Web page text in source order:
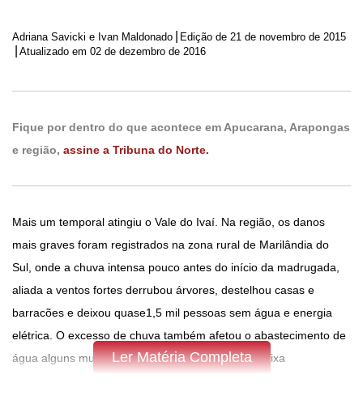
Adriana Savicki e Ivan Maldonado Edição de 21 de novembro de 2015
Atualizado em 02 de dezembro de 2016
Fique por dentro do que acontece em Apucarana, Arapongas
e região, assine a Tribuna do Norte.
Mais um temporal atingiu o Vale do Ivaí. Na região, os danos
mais graves foram registrados na zona rural de Marilândia do
Sul, onde a chuva intensa pouco antes do início da madrugada,
aliada a ventos fortes derrubou árvores, destelhou casas e
barracões e deixou quase1,5 mil pessoas sem água e energia
elétrica. O excesso de chuva também afetou o abastecimento de
água alguns municípios e a cheia do Rio Ivaí já deixa
Ler Matéria Completa